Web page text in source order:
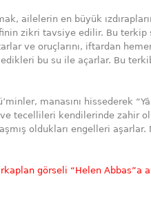
ailelerin en büyük
zikri tavsiye edilir. Bu terkip
ve oruçlarını, iftardan
bu su ile açarlar. Bu
manasını hissederek
tecellileri kendilerinde zahir
oldukları engelleri
görseli “Helen